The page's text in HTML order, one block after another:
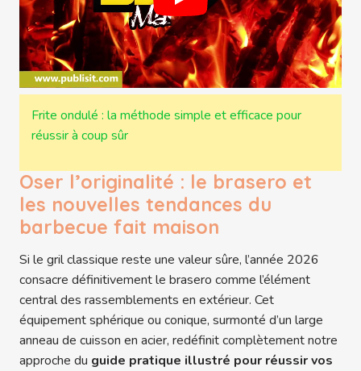
Frite ondulé : la méthode simple et efficace pour
réussir à coup sûr
Oser l’originalité : le brasero et
les nouvelles tendances du
barbecue fait maison
Si le gril classique reste une valeur sûre, l’année 2026
consacre définitivement le brasero comme l’élément
central des rassemblements en extérieur. Cet
équipement sphérique ou conique, surmonté d’un large
anneau de cuisson en acier, redéfinit complètement notre
approche du guide pratique illustré pour réussir vos